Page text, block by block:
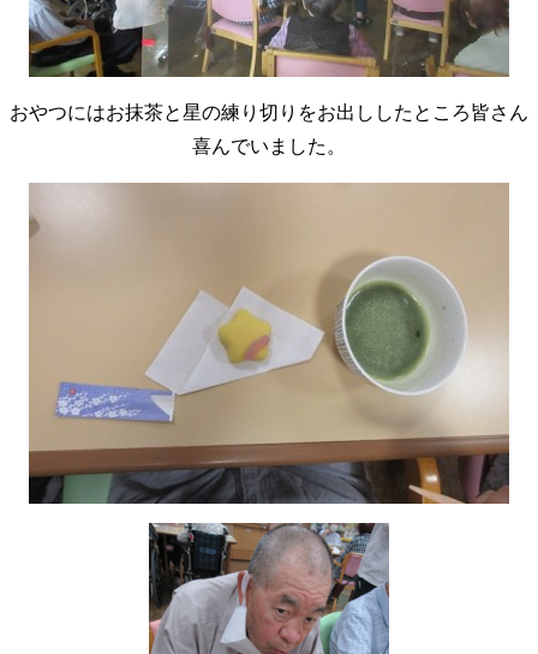
おやつにはお抹茶と星の練り切りをお出ししたところ皆さん
喜んでいました。